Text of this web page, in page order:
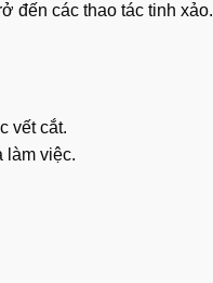
đến các thao tác tinh xảo.
vết cắt.
làm việc.